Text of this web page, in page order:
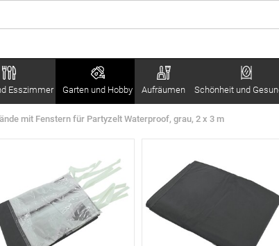
Esszimmer Garten und Hobby Aufräumen Schönheit und
mit Fenstern für Partyzelt Waterproof, grau, 2 x 3 m